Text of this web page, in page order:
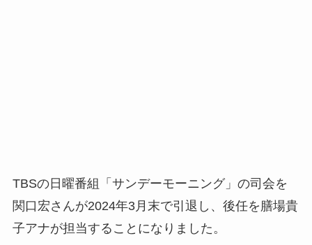
TBSの日曜番組「サンデーモーニング」の司会を
関口宏さんが2024年3月末で引退し、後任を膳場貴
子アナが担当することになりました。